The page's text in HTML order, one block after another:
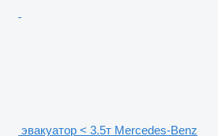
эвакуатор < 3.5т Mercedes-Benz